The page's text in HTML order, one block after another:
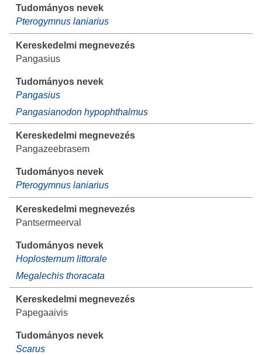
Pterogymnus laniarius
Pangasius
Pangasius
Pangasianodon hypophthalmus
Pangazeebrasem
Pterogymnus laniarius
Pantsermeerval
Hoplosternum littorale
Megalechis thoracata
Papegaaivis
Scarus